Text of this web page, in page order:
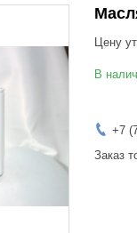
Цену
В
+7
Заказ